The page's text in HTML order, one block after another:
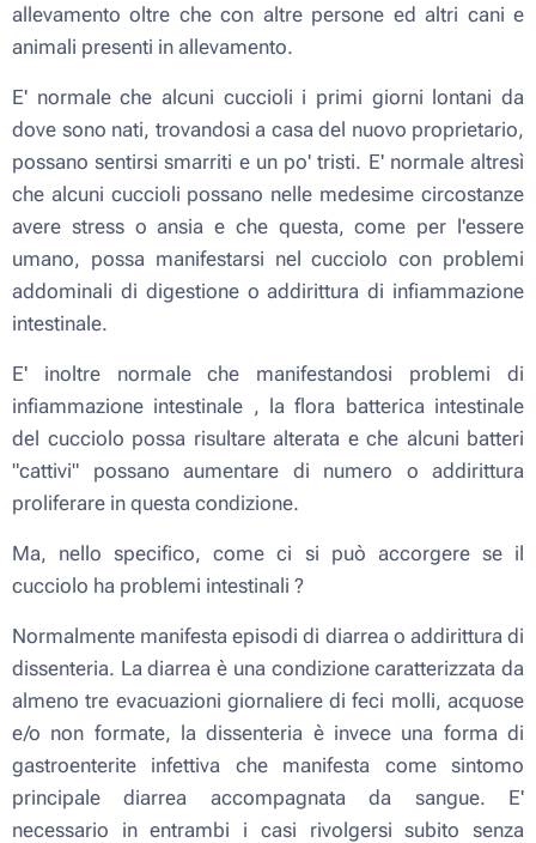
allevamento oltre che con altre persone ed altri cani e
animali presenti in allevamento.
E' normale che alcuni cuccioli i primi giorni lontani da
dove sono nati, trovandosi a casa del nuovo proprietario,
possano sentirsi smarriti e un po' tristi. E' normale altresì
che alcuni cuccioli possano nelle medesime circostanze
avere stress o ansia e che questa, come per l'essere
umano, possa manifestarsi nel cucciolo con problemi
addominali di digestione o addirittura di infiammazione
intestinale.
E' inoltre normale che manifestandosi problemi di
infiammazione intestinale , la flora batterica intestinale
del cucciolo possa risultare alterata e che alcuni batteri
"cattivi" possano aumentare di numero o addirittura
proliferare in questa condizione.
Ma, nello specifico, come ci si può accorgere se il
cucciolo ha problemi intestinali ?
Normalmente manifesta episodi di diarrea o addirittura di
dissenteria. La diarrea è una condizione caratterizzata da
almeno tre evacuazioni giornaliere di feci molli, acquose
e/o non formate, la dissenteria è invece una forma di
gastroenterite infettiva che manifesta come sintomo
principale diarrea accompagnata da sangue. E'
necessario in entrambi i casi rivolgersi subito senza